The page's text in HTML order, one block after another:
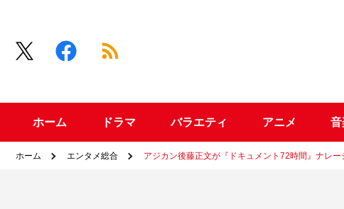
ホーム ドラマ バラエティ アニメ 音
ホーム エンタメ総合 アジカン後藤正文が『ドキュメント72時間』ナレ